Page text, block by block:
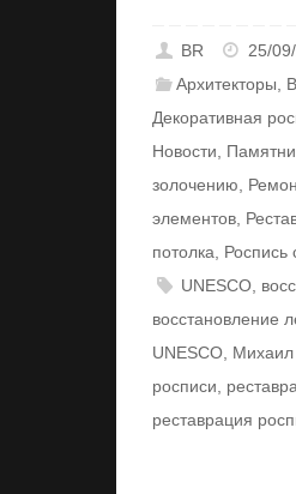
BR
25/
Архитекторы
Декоративная
Новости
золочению
элементов
потолка
Роспись
UNESCO
восстановление
UNESCO
росписи
реставрация